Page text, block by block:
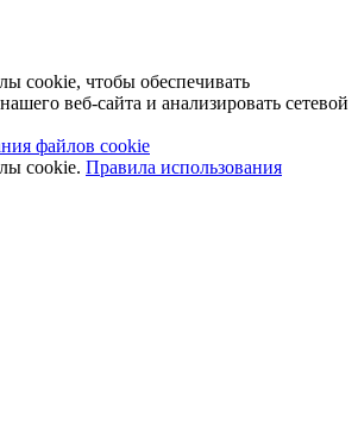
cookie, чтобы обеспечивать
веб-сайта и анализировать сетевой
файлов cookie
cookie. Правила использования